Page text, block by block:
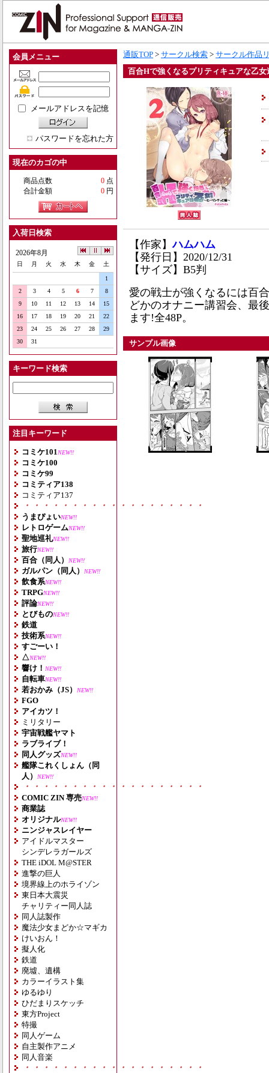
会員メニュー
メールアドレスを記憶
パスワードを忘れた方
現在のカゴの中
商品点数 0 点
合計金額
0 円
入荷日検索
2026年8月
日 月 火 水 木 金 土
1
2
3 4 5 6 7
8
9
10 11 12 13 14
15
16
17 18 19 20 21
22
23
24 25 26 27 28
29
30
31
キーワード検索
注目キーワード
コミケ101 NEW!!
コミケ100
コミケ99
コミティア138
コミティア137
・・・・・・・・・・・・・・・・・・・
うまぴょいNEW!!
レトロゲームNEW!!
聖地巡礼NEW!!
旅行NEW!!
百合（同人） NEW!!
ガルパン（同人） NEW!!
飲食系NEW!!
TRPGNEW!!
評論NEW!!
とびものNEW!!
鉄道
技術系NEW!!
すごーい！
△NEW!!
響け！ NEW!!
自転車NEW!!
若おかみ（JS） NEW!!
FGO
アイカツ！
ミリタリー
宇宙戦艦ヤマト
ラブライブ！
同人グッズNEW!!
艦隊これくしょん（同
人）
NEW!!
・・・・・・・・・・・・・・・・・・・
COMIC ZIN 専売NEW!!
商業誌
オリジナルNEW!!
ニンジャスレイヤー
アイドルマスター
シンデレラガールズ
THE iDOL M@STER
進撃の巨人
境界線上のホライゾン
東日本大震災
チャリティー同人誌
同人誌製作
魔法少女まどか☆マギカ
けいおん！
擬人化
鉄道
廃墟、遺構
カラーイラスト集
ゆるゆり
ひだまりスケッチ
東方Project
特撮
同人ゲーム
自主製作アニメ
同人音楽
・・・・・・・・・・・・・・・・・・・
通販TOP > サークル検索 > サークル作品
百合Hで強くなるプリティキュアな乙
【作家】ハムハム
【発行日】2020/12/31
【サイズ】B5判
愛の戦士が強くなるには百
どかのオナニー講習会、最
ます!全48P。
サンプル画像